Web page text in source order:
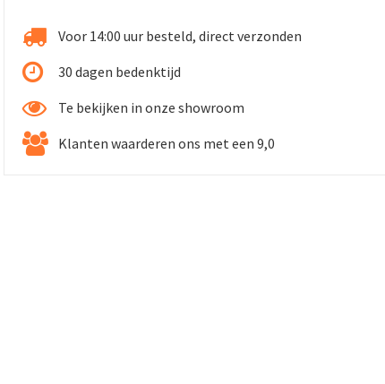
Voor 14:00 uur besteld, direct verzonden
30 dagen bedenktijd
Te bekijken in onze showroom
Klanten waarderen ons met een 9,0